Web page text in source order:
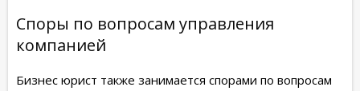
Споры по вопросам управления
компанией
Бизнес юрист также занимается спорами по вопросам